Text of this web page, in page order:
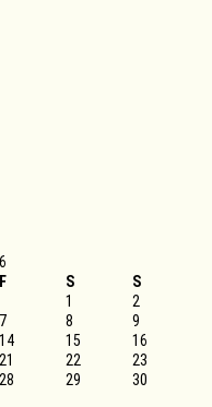
F S
S
1
2
7 8
9
14 15
16
21 22
23
28 29
30